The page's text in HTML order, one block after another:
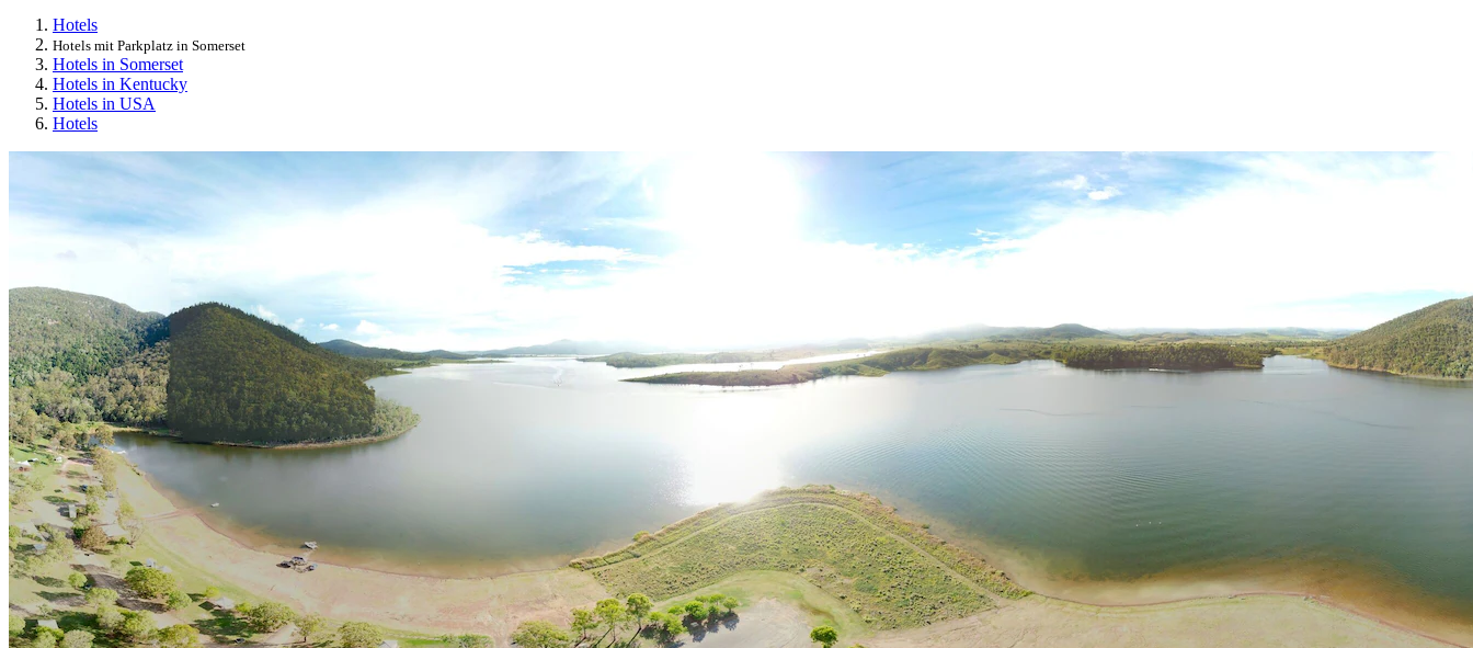
Hotels
Hotels mit Parkplatz in Somerset
Hotels in Somerset
Hotels in Kentucky
Hotels in USA
Hotels